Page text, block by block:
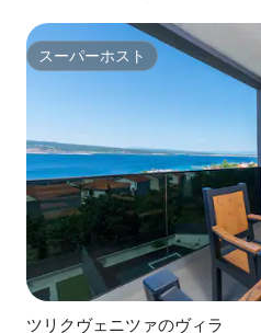
スーパーホスト
スーパーホスト
ツリクヴェニツァのヴィラ